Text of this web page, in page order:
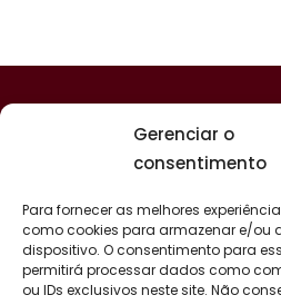
Gerenciar o
consentimento
Para fornecer as melhores
como cookies para armazenar e/ou
dispositivo. O consentimento para
permitirá processar dados como
ou IDs exclusivos neste site. Não